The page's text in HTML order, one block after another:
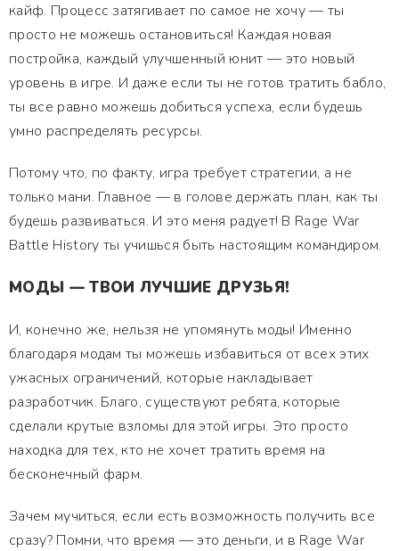
кайф. Процесс затягивает по самое не хочу — ты
просто не можешь остановиться! Каждая новая
постройка, каждый улучшенный юнит — это новый
уровень в игре. И даже если ты не готов тратить бабло,
ты все равно можешь добиться успеха, если будешь
умно распределять ресурсы.
Потому что, по факту, игра требует стратегии, а не
только мани. Главное — в голове держать план, как ты
будешь развиваться. И это меня радует! В Rage War
Battle History ты учишься быть настоящим командиром.
МОДЫ — ТВОИ ЛУЧШИЕ ДРУЗЬЯ!
И, конечно же, нельзя не упомянуть моды! Именно
благодаря модам ты можешь избавиться от всех этих
ужасных ограничений, которые накладывает
разработчик. Благо, существуют ребята, которые
сделали крутые взломы для этой игры. Это просто
находка для тех, кто не хочет тратить время на
бесконечный фарм.
Зачем мучиться, если есть возможность получить все
сразу? Помни, что время — это деньги, и в Rage War